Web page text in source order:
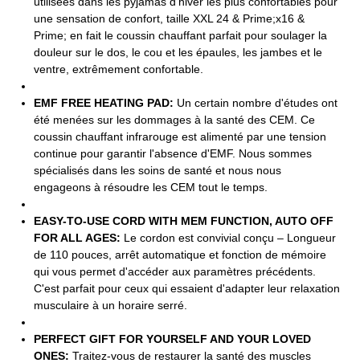
une sensation de confort, taille XXL 24 & Prime;x16 &
Prime; en fait le coussin chauffant parfait pour soulager la
douleur sur le dos, le cou et les épaules, les jambes et le
ventre, extrêmement confortable.
EMF FREE HEATING PAD: Un certain nombre d'études ont
été menées sur les dommages à la santé des CEM. Ce
coussin chauffant infrarouge est alimenté par une tension
continue pour garantir l'absence d'EMF. Nous sommes
spécialisés dans les soins de santé et nous nous
engageons à résoudre les CEM tout le temps.
EASY-TO-USE CORD WITH MEM FUNCTION, AUTO OFF
FOR ALL AGES: Le cordon est convivial conçu – Longueur
de 110 pouces, arrêt automatique et fonction de mémoire
qui vous permet d'accéder aux paramètres précédents.
C'est parfait pour ceux qui essaient d'adapter leur relaxation
musculaire à un horaire serré.
PERFECT GIFT FOR YOURSELF AND YOUR LOVED
ONES: Traitez-vous de restaurer la santé des muscles